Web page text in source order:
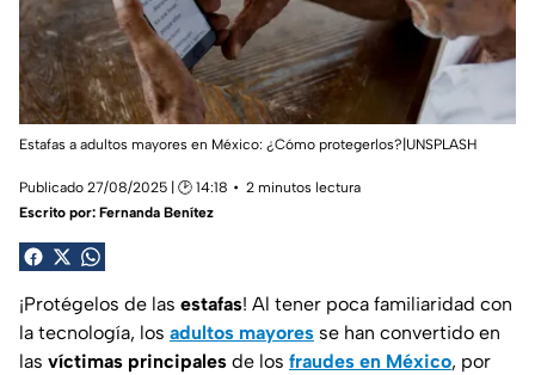
Estafas a adultos mayores en México: ¿Cómo protegerlos?|UNSPLASH
Publicado 27/08/2025 | 🕑 14:18
2 minutos lectura
Escrito por: Fernanda Benítez
¡Protégelos de las estafas! Al tener poca familiaridad con
la tecnología, los adultos mayores se han convertido en
las víctimas principales de los fraudes en México, por